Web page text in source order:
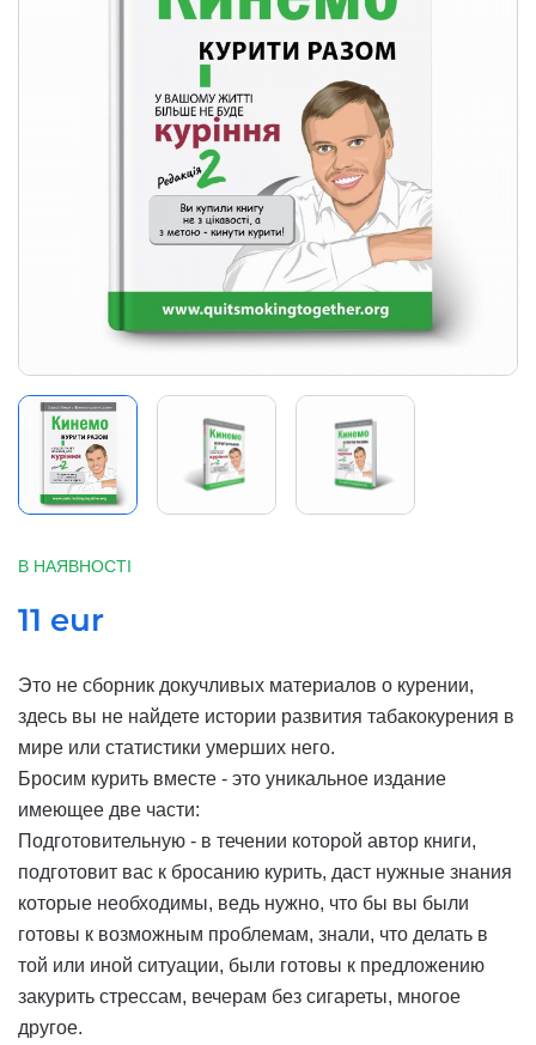
В НАЯВНОСТІ
11 eur
Это не сборник докучливых материалов о курении,
здесь вы не найдете истории развития табакокурения в
мире или статистики умерших него.
Бросим курить вместе - это уникальное издание
имеющее две части:
Подготовительную - в течении которой автор книги,
подготовит вас к бросанию курить, даст нужные знания
которые необходимы, ведь нужно, что бы вы были
готовы к возможным проблемам, знали, что делать в
той или иной ситуации, были готовы к предложению
закурить стрессам, вечерам без сигареты, многое
другое.